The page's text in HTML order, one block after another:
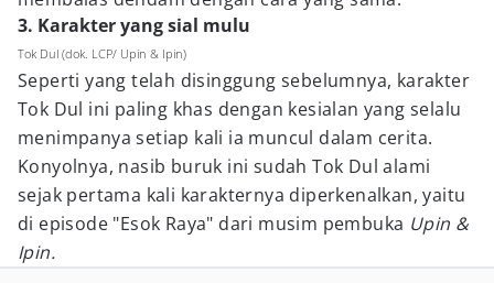
3. Karakter yang sial mulu
Tok Dul (dok. LCP/ Upin & Ipin)
Seperti yang telah disinggung sebelumnya, karakter
Tok Dul ini paling khas dengan kesialan yang selalu
menimpanya setiap kali ia muncul dalam cerita.
Konyolnya, nasib buruk ini sudah Tok Dul alami
sejak pertama kali karakternya diperkenalkan, yaitu
di episode "Esok Raya" dari musim pembuka Upin &
Ipin.